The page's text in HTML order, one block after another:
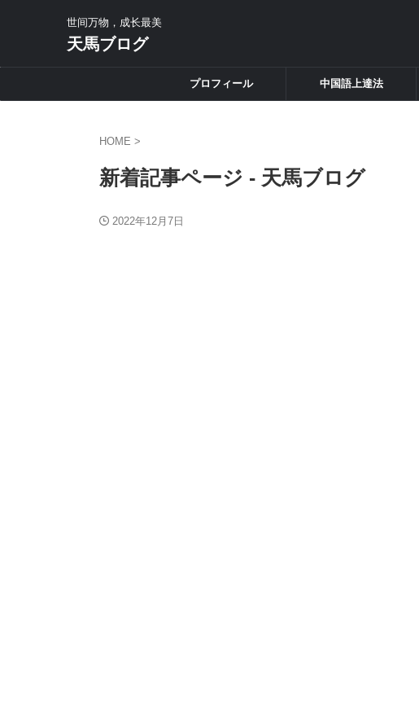
世间万物，成长最美
天馬ブログ
プロフィール 中国語上達法
HOME >
新着記事ページ - 天馬ブログ
2022年12月7日